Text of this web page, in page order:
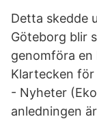
Detta skedde
Göteborg blir
genomföra
Klartecken
- Nyheter
anledningen